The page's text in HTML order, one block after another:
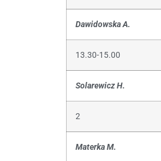
Dawidowska A.
13.30-15.00
Solarewicz H.
2
Materka M.